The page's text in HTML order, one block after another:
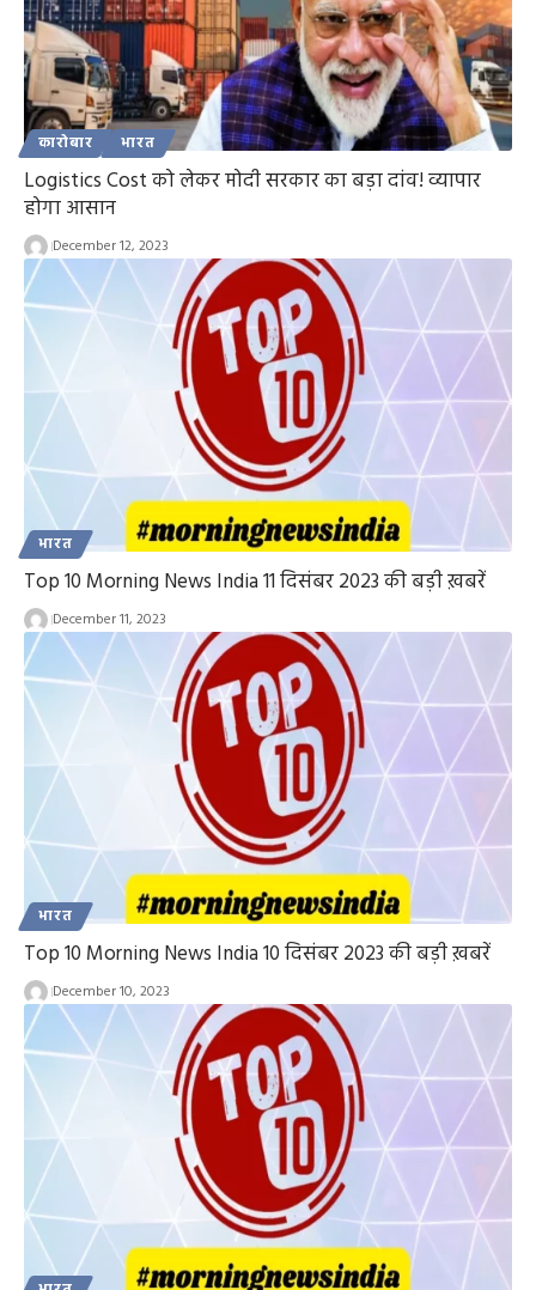
कारोबार भारत
Logistics Cost को लेकर मोदी सरकार का बड़ा दांव! व्यापार
होगा आसान
December 12, 2023
भारत
Top 10 Morning News India 11 दिसंबर 2023 की बड़ी ख़बरें
December 11, 2023
भारत
Top 10 Morning News India 10 दिसंबर 2023 की बड़ी ख़बरें
December 10, 2023